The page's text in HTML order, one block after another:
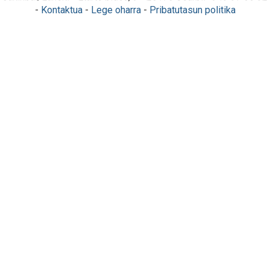
- Kontaktua- Lege oharra- Pribatutasun politika